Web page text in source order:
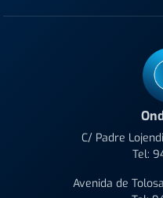
C/ Padre
Tel:
Avenida de